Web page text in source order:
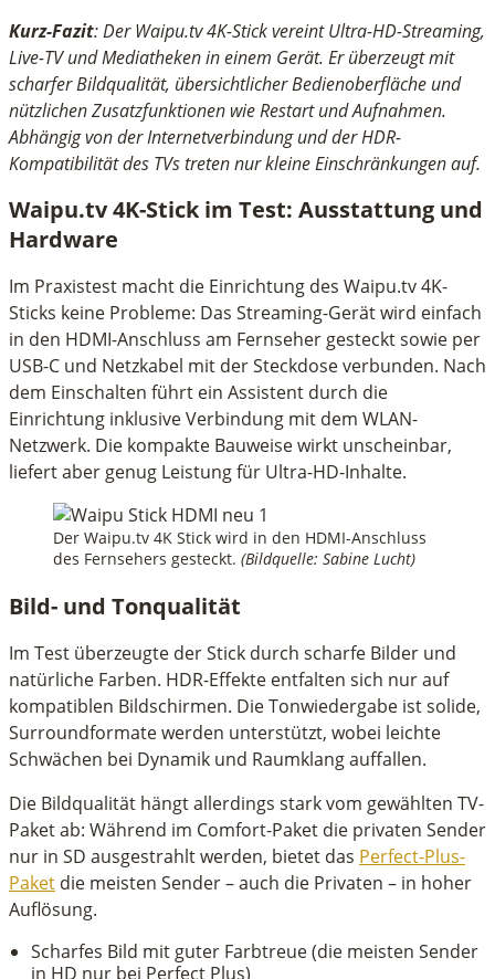
Kurz-Fazit: Der Waipu.tv 4K-Stick vereint Ultra-HD-Streaming,
Live-TV und Mediatheken in einem Gerät. Er überzeugt mit
scharfer Bildqualität, übersichtlicher Bedienoberfläche und
nützlichen Zusatzfunktionen wie Restart und Aufnahmen.
Abhängig von der Internetverbindung und der HDR-
Kompatibilität des TVs treten nur kleine Einschränkungen auf.
Waipu.tv 4K-Stick im Test: Ausstattung und
Hardware
Im Praxistest macht die Einrichtung des Waipu.tv 4K-
Sticks keine Probleme: Das Streaming-Gerät wird einfach
in den HDMI-Anschluss am Fernseher gesteckt sowie per
USB-C und Netzkabel mit der Steckdose verbunden. Nach
dem Einschalten führt ein Assistent durch die
Einrichtung inklusive Verbindung mit dem WLAN-
Netzwerk. Die kompakte Bauweise wirkt unscheinbar,
liefert aber genug Leistung für Ultra-HD-Inhalte.
Der Waipu.tv 4K Stick wird in den HDMI-Anschluss
des Fernsehers gesteckt. (Bildquelle: Sabine Lucht)
Bild- und Tonqualität
Im Test überzeugte der Stick durch scharfe Bilder und
natürliche Farben. HDR-Effekte entfalten sich nur auf
kompatiblen Bildschirmen. Die Tonwiedergabe ist solide,
Surroundformate werden unterstützt, wobei leichte
Schwächen bei Dynamik und Raumklang auffallen.
Die Bildqualität hängt allerdings stark vom gewählten TV-
Paket ab: Während im Comfort-Paket die privaten Sender
nur in SD ausgestrahlt werden, bietet das Perfect-Plus-
Paket die meisten Sender – auch die Privaten – in hoher
Auflösung.
Scharfes Bild mit guter Farbtreue (die meisten Sender
in HD nur bei Perfect Plus)